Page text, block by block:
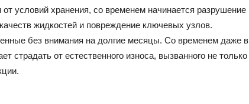
условий хранения, со временем начинается разрушение
жидкостей и повреждение ключевых узлов.
без внимания на долгие месяцы. Со временем даже в
страдать от естественного износа, вызванного не только